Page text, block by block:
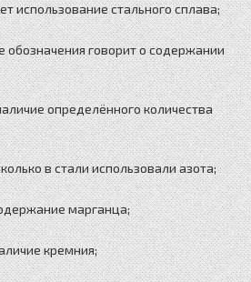
использование стального сплава;
обозначения говорит о содержании
определённого количества
в стали использовали азота;
марганца;
кремния;